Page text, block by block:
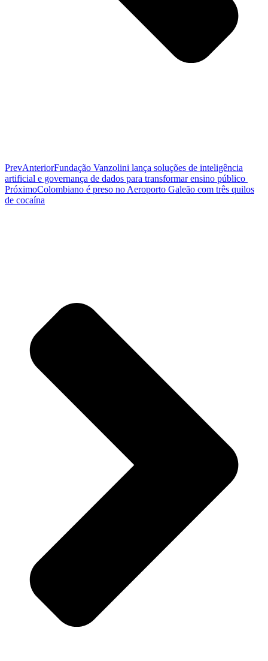
PrevAnteriorFundação Vanzolini lança soluções de inteligência
artificial e governança de dados para transformar ensino público
PróximoColombiano é preso no Aeroporto Galeão com três quilos
de cocaína